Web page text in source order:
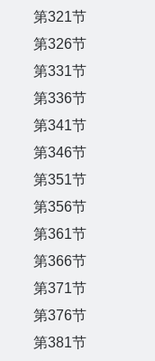
第321节
第326节
第331节
第336节
第341节
第346节
第351节
第356节
第361节
第366节
第371节
第376节
第381节